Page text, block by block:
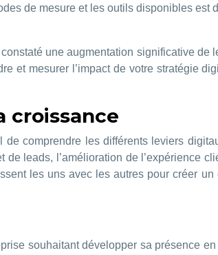
de mesure et les outils disponibles est
une augmentation significative de
et mesurer l’impact de votre stratégie
croissance
comprendre les différents leviers
leads, l’amélioration de l’expérience
les uns avec les autres pour créer
souhaitant développer sa présence